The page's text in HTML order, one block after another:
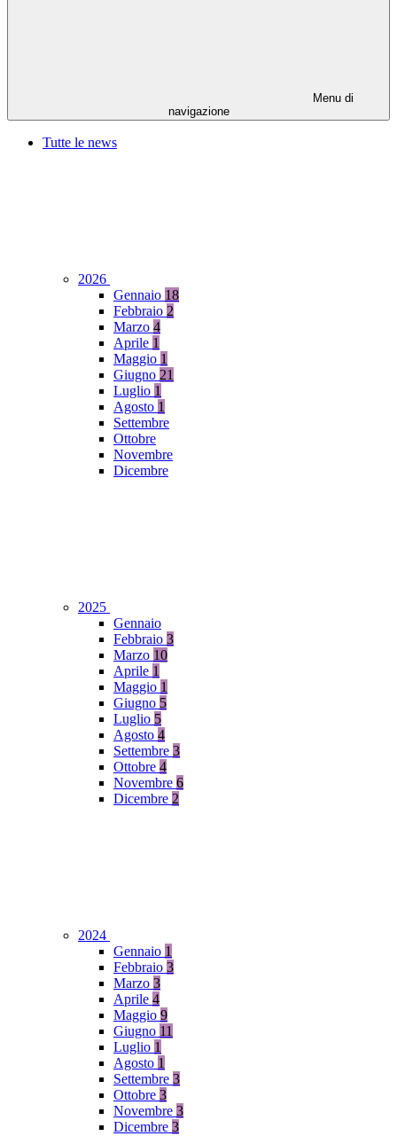
Menu di
navigazione
Tutte le news
2026
Gennaio 18
Febbraio 2
Marzo 4
Aprile 1
Maggio 1
Giugno 21
Luglio 1
Agosto 1
Settembre
Ottobre
Novembre
Dicembre
2025
Gennaio
Febbraio 3
Marzo 10
Aprile 1
Maggio 1
Giugno 5
Luglio 5
Agosto 4
Settembre 3
Ottobre 4
Novembre 6
Dicembre 2
2024
Gennaio 1
Febbraio 3
Marzo 3
Aprile 4
Maggio 9
Giugno 11
Luglio 1
Agosto 1
Settembre 3
Ottobre 3
Novembre 3
Dicembre 3